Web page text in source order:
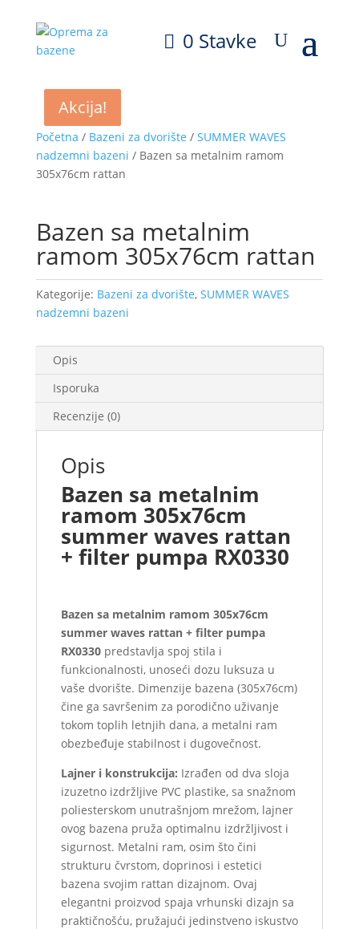
0 Stavke
Početna / Bazeni za dvorište / SUMMER WAVES
nadzemni bazeni / Bazen sa metalnim ramom
305x76cm rattan
Bazen sa metalnim
ramom 305x76cm rattan
Kategorije: Bazeni za dvorište, SUMMER WAVES
nadzemni bazeni
Opis
Isporuka
Recenzije (0)
Opis
Bazen sa metalnim
ramom 305x76cm
summer waves rattan
+ filter pumpa RX0330
Bazen sa metalnim ramom 305x76cm
summer waves rattan + filter pumpa
RX0330predstavlja spoj stila i
funkcionalnosti, unoseći dozu luksuza u
vaše dvorište. Dimenzije bazena (305x76cm)
čine ga savršenim za porodično uživanje
tokom toplih letnjih dana, a metalni ram
obezbeđuje stabilnost i dugovečnost.
Lajner i konstrukcija: Izrađen od dva sloja
izuzetno izdržljive PVC plastike, sa snažnom
poliesterskom unutrašnjom mrežom, lajner
ovog bazena pruža optimalnu izdržljivost i
sigurnost. Metalni ram, osim što čini
strukturu čvrstom, doprinosi i estetici
bazena svojim rattan dizajnom. Ovaj
elegantni proizvod spaja vrhunski dizajn sa
praktičnošću, pružajući jedinstveno iskustvo
Akcija!
Akcija!